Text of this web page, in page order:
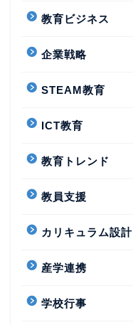
教育ビジネス
企業戦略
STEAM教育
ICT教育
教育トレンド
教員支援
カリキュラム設計
産学連携
学校行事